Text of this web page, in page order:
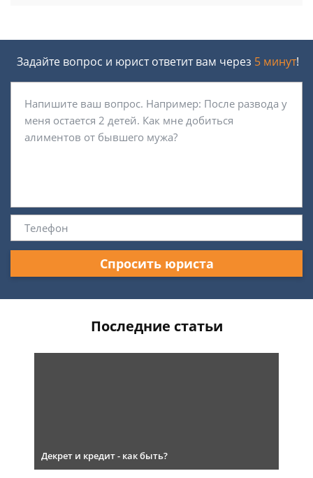
Задайте вопрос и юрист ответит вам через 5 минут!
Спросить юриста
Последние статьи
Декрет и кредит - как быть?